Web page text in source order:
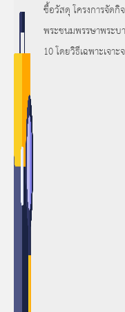
ซื้อวัสดุ โครงการจัดกิ
พระชนมพรรษาพระบ
10 โดยวิธีเฉพาะเจาะ